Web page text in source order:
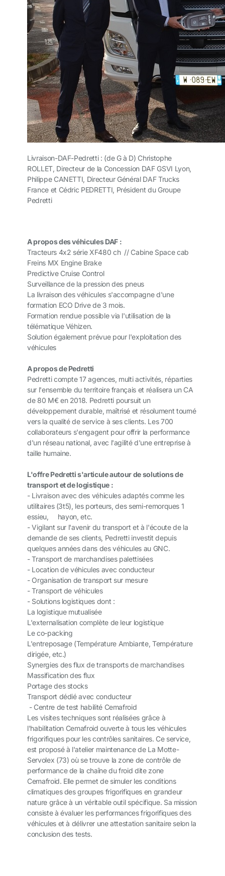
Livraison-DAF-Pedretti : (de G à D) Christophe
ROLLET, Directeur de la Concession DAF GSVI Lyon,
Philippe CANETTI, Directeur Général DAF Trucks
France et Cédric PEDRETTI, Président du Groupe
Pedretti
A propos des véhicules DAF :
Tracteurs 4x2 série XF480 ch // Cabine Space cab
Freins MX Engine Brake
Predictive Cruise Control
Surveillance de la pression des pneus
La livraison des véhicules s'accompagne d'une
formation ECO Drive de 3 mois.
Formation rendue possible via l'utilisation de la
télématique Véhizen.
Solution également prévue pour l'exploitation des
véhicules
A propos de Pedretti
Pedretti compte 17 agences, multi activités, réparties
sur l'ensemble du territoire français et réalisera un CA
de 80 M€ en 2018. Pedretti poursuit un
développement durable, maîtrisé et résolument tourné
vers la qualité de service à ses clients. Les 700
collaborateurs s'engagent pour offrir la performance
d'un réseau national, avec l'agilité d'une entreprise à
taille humaine.
L'offre Pedretti s'articule autour de solutions de
transport et de logistique :
- Livraison avec des véhicules adaptés comme les
utilitaires (3t5), les porteurs, des semi-remorques 1
essieu, hayon, etc.
- Vigilant sur l'avenir du transport et à l'écoute de la
demande de ses clients, Pedretti investit depuis
quelques années dans des véhicules au GNC.
- Transport de marchandises palettisées
- Location de véhicules avec conducteur
- Organisation de transport sur mesure
- Transport de véhicules
- Solutions logistiques dont :
La logistique mutualisée
L'externalisation complète de leur logistique
Le co-packing
L'entreposage (Température Ambiante, Température
dirigée, etc.)
Synergies des flux de transports de marchandises
Massification des flux
Portage des stocks
Transport dédié avec conducteur
- Centre de test habilité Cemafroid
Les visites techniques sont réalisées grâce à
l'habilitation Cemafroid ouverte à tous les véhicules
frigorifiques pour les contrôles sanitaires. Ce service,
est proposé à l'atelier maintenance de La Motte-
Servolex (73) où se trouve la zone de contrôle de
performance de la chaîne du froid dite zone
Cemafroid. Elle permet de simuler les conditions
climatiques des groupes frigorifiques en grandeur
nature grâce à un véritable outil spécifique. Sa mission
consiste à évaluer les performances frigorifiques des
véhicules et à délivrer une attestation sanitaire selon la
conclusion des tests.